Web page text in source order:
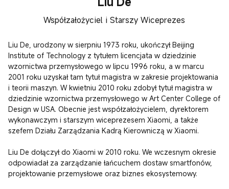
Współzałożyciel i Starszy Wiceprezes
Liu De, urodzony w sierpniu 1973 roku, ukończył Beijing
Institute of Technology z tytułem licencjata w dziedzinie
wzornictwa przemysłowego w lipcu 1996 roku, a w marcu
2001 roku uzyskał tam tytuł magistra w zakresie projektowania
i teorii maszyn. W kwietniu 2010 roku zdobył tytuł magistra w
dziedzinie wzornictwa przemysłowego w Art Center College of
Design w USA. Obecnie jest współzałożycielem, dyrektorem
wykonawczym i starszym wiceprezesem Xiaomi, a także
szefem Działu Zarządzania Kadrą Kierowniczą w Xiaomi.
Liu De dołączył do Xiaomi w 2010 roku. We wczesnym okresie
odpowiadał za zarządzanie łańcuchem dostaw smartfonów,
projektowanie przemysłowe oraz biznes ekosystemowy.